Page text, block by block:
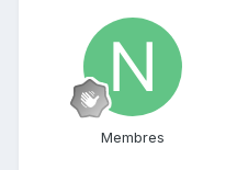
Membres